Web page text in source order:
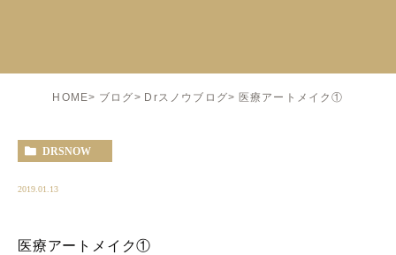
HOME ブログ Drスノウブログ 医療アートメイク①
DRSNOW
2019.01.13
医療アートメイク①